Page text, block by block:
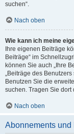
suchen“.
Nach oben
Wie kann ich meine
Ihre eigenen Beiträge
Beiträge“ im
können Sie auch „Ihre
„Beiträge des
Benutzen Sie die
suchen. Tragen Sie
Nach oben
Abonnements und